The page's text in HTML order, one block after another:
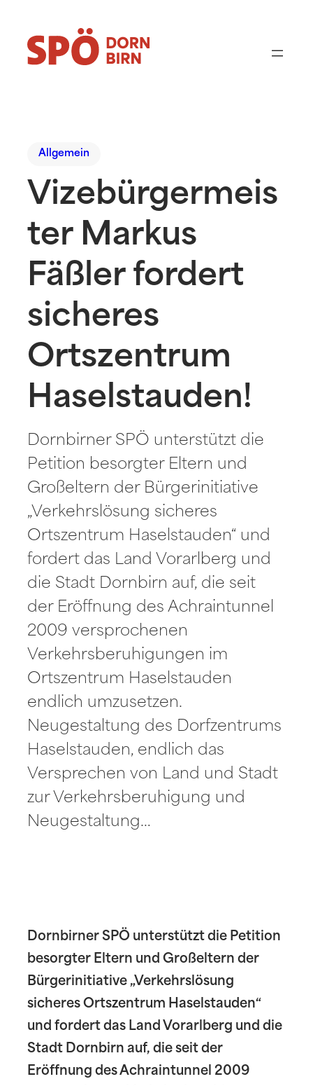
Allgemein
Vizebürgermeis
ter Markus
Fäßler fordert
sicheres
Ortszentrum
Haselstauden!
Dornbirner SPÖ unterstützt die
Petition besorgter Eltern und
Großeltern der Bürgerinitiative
„Verkehrslösung sicheres
Ortszentrum Haselstauden“ und
fordert das Land Vorarlberg und
die Stadt Dornbirn auf, die seit
der Eröffnung des Achraintunnel
2009 versprochenen
Verkehrsberuhigungen im
Ortszentrum Haselstauden
endlich umzusetzen.
Neugestaltung des Dorfzentrums
Haselstauden, endlich das
Versprechen von Land und Stadt
zur Verkehrsberuhigung und
Neugestaltung…
Dornbirner SPÖ unterstützt die Petition
besorgter Eltern und Großeltern der
Bürgerinitiative „Verkehrslösung
sicheres Ortszentrum Haselstauden“
und fordert das Land Vorarlberg und die
Stadt Dornbirn auf, die seit der
Eröffnung des Achraintunnel 2009